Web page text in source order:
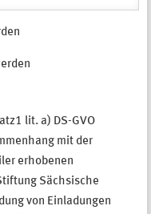
lit. a) DS-GVO
mit der
erhobenen
Sächsische
von Einladungen